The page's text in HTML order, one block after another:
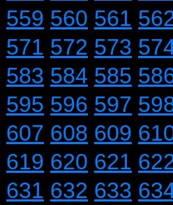
559 560 561
571 572 573
583 584 585
595 596 597
607 608 609
619 620 621
631 632 633